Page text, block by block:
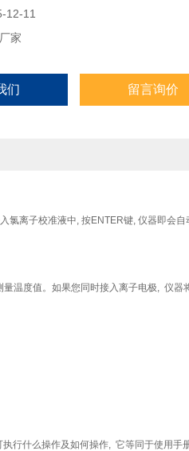
12-11
家
们 留言询价
离子校准液中, 按ENTER键, 仪器即会自
温度值。如果您同时接入离子电极, 仪器
行什么操作及如何操作, 它等同于使用手